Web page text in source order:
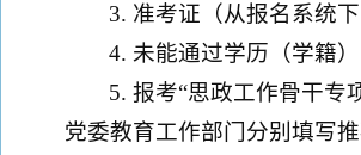
3. 准考证（从报名系统
4. 未能通过学历（学籍
5. 报考“思政工作骨干专
党委教育工作部门分别填写